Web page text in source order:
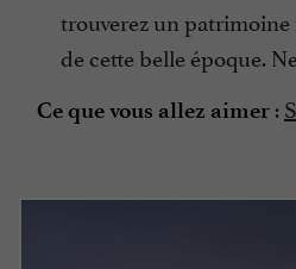
trouverez un patrimoine
de cette belle époque.
Ce que vous allez aimer :